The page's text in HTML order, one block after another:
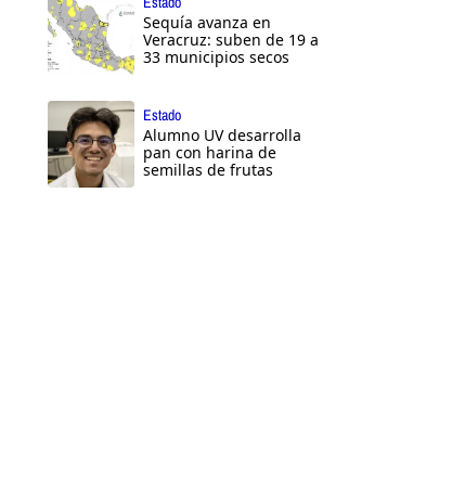
Sequía avanza en
Veracruz: suben de 19 a
33 municipios secos
Estado
Alumno UV desarrolla
pan con harina de
semillas de frutas